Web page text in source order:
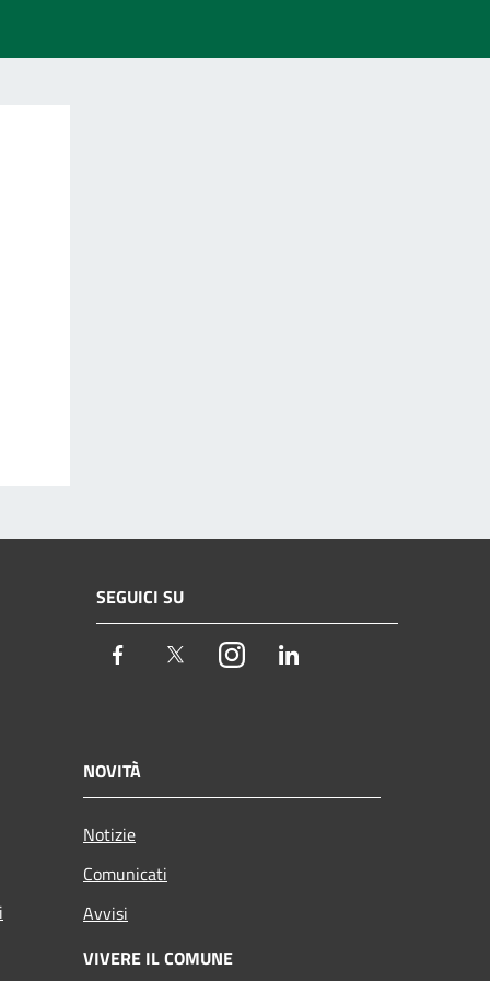
SEGUICI SU
Facebook TwitterInstagram
NOVITÀ
Notizie
Comunicati
Avvisi
VIVERE IL COMUNE